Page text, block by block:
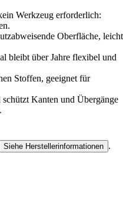
Werkzeug erforderlich:
Oberfläche, leicht
bleibt über Jahre flexibel und
Stoffen, geeignet für
Kanten und Übergänge
Siehe Herstellerinformationen .